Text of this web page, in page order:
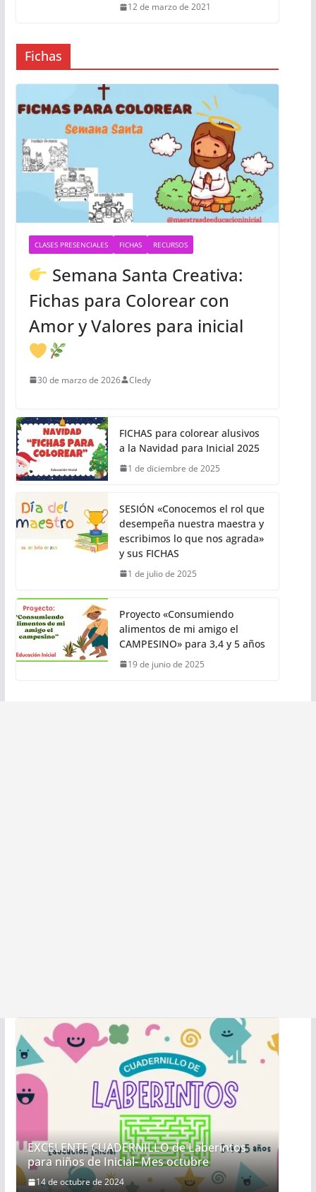
12 de marzo de 2021
Fichas
CLASES PRESENCIALES FICHAS RECURSOS
Semana Santa Creativa:
Fichas para Colorear con
Amor y Valores para inicial
30 de marzo de 2026 Cledy
FICHAS para colorear alusivos
a la Navidad para Inicial 2025
1 de diciembre de 2025
SESIÓN «Conocemos el rol que
desempeña nuestra maestra y
escribimos lo que nos agrada»
y sus FICHAS
1 de julio de 2025
Proyecto «Consumiendo
alimentos de mi amigo el
CAMPESINO» para 3,4 y 5 años
19 de junio de 2025
EXCELENTE CUADERNILLO de Laberintos
para niños de Inicial- Mes octubre
14 de octubre de 2024